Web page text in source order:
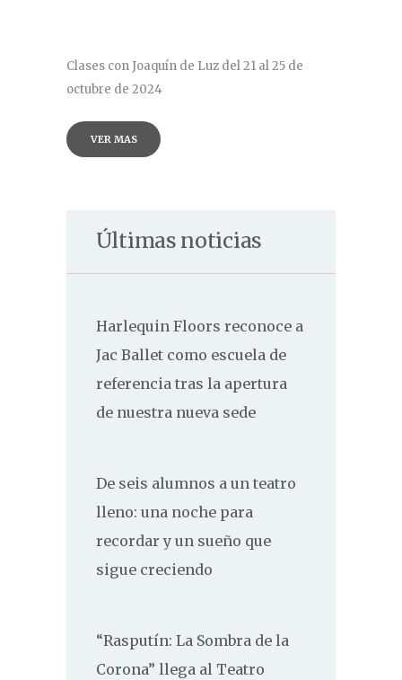
Clases con Joaquín de Luz del 21 al 25 de
octubre de 2024
VER MAS
Últimas noticias
Harlequin Floors reconoce a
Jac Ballet como escuela de
referencia tras la apertura
de nuestra nueva sede
De seis alumnos a un teatro
lleno: una noche para
recordar y un sueño que
sigue creciendo
“Rasputín: La Sombra de la
Corona” llega al Teatro